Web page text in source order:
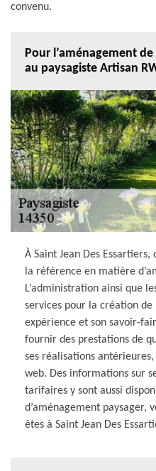
convenu.
Pour l’aménagement
au paysagiste Artisan
À Saint Jean Des
la référence en matière
L’administration ainsi que
services pour la création
expérience et son savoir-
fournir des prestations de
ses réalisations
web. Des informations sur
tarifaires y sont aussi
d’aménagement paysager,
êtes à Saint Jean Des